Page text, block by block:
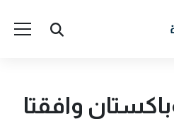
وافقتا